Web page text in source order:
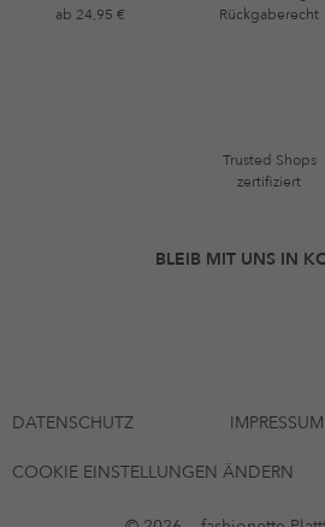
ab 24,95 €
Rückgaberecht
Trusted Shops
zertifiziert
BLEIB MIT UNS IN
DATENSCHUTZ IMPRESSUM
COOKIE EINSTELLUNGEN ÄNDERN